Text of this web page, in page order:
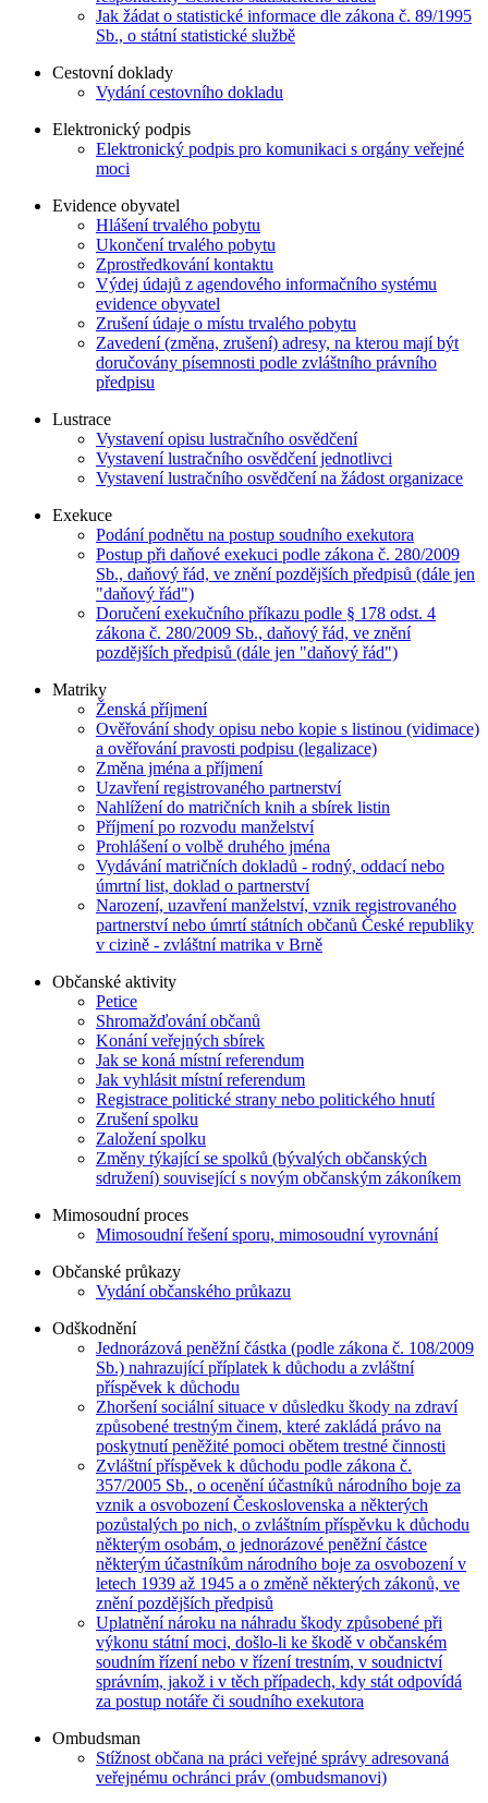
Jak žádat o statistické informace dle zákona č. 89/1995
Sb., o státní statistické službě
Cestovní doklady
Vydání cestovního dokladu
Elektronický podpis
Elektronický podpis pro komunikaci s orgány veřejné
moci
Evidence obyvatel
Hlášení trvalého pobytu
Ukončení trvalého pobytu
Zprostředkování kontaktu
Výdej údajů z agendového informačního systému
evidence obyvatel
Zrušení údaje o místu trvalého pobytu
Zavedení (změna, zrušení) adresy, na kterou mají být
doručovány písemnosti podle zvláštního právního
předpisu
Lustrace
Vystavení opisu lustračního osvědčení
Vystavení lustračního osvědčení jednotlivci
Vystavení lustračního osvědčení na žádost organizace
Exekuce
Podání podnětu na postup soudního exekutora
Postup při daňové exekuci podle zákona č. 280/2009
Sb., daňový řád, ve znění pozdějších předpisů (dále jen
"daňový řád")
Doručení exekučního příkazu podle § 178 odst. 4
zákona č. 280/2009 Sb., daňový řád, ve znění
pozdějších předpisů (dále jen "daňový řád")
Matriky
Ženská příjmení
Ověřování shody opisu nebo kopie s listinou (vidimace)
a ověřování pravosti podpisu (legalizace)
Změna jména a příjmení
Uzavření registrovaného partnerství
Nahlížení do matričních knih a sbírek listin
Příjmení po rozvodu manželství
Prohlášení o volbě druhého jména
Vydávání matričních dokladů - rodný, oddací nebo
úmrtní list, doklad o partnerství
Narození, uzavření manželství, vznik registrovaného
partnerství nebo úmrtí státních občanů České republiky
v cizině - zvláštní matrika v Brně
Občanské aktivity
Petice
Shromažďování občanů
Konání veřejných sbírek
Jak se koná místní referendum
Jak vyhlásit místní referendum
Registrace politické strany nebo politického hnutí
Zrušení spolku
Založení spolku
Změny týkající se spolků (bývalých občanských
sdružení) související s novým občanským zákoníkem
Mimosoudní proces
Mimosoudní řešení sporu, mimosoudní vyrovnání
Občanské průkazy
Vydání občanského průkazu
Odškodnění
Jednorázová peněžní částka (podle zákona č. 108/2009
Sb.) nahrazující příplatek k důchodu a zvláštní
příspěvek k důchodu
Zhoršení sociální situace v důsledku škody na zdraví
způsobené trestným činem, které zakládá právo na
poskytnutí peněžité pomoci obětem trestné činnosti
Zvláštní příspěvek k důchodu podle zákona č.
357/2005 Sb., o ocenění účastníků národního boje za
vznik a osvobození Československa a některých
pozůstalých po nich, o zvláštním příspěvku k důchodu
některým osobám, o jednorázové peněžní částce
některým účastníkům národního boje za osvobození v
letech 1939 až 1945 a o změně některých zákonů, ve
znění pozdějších předpisů
Uplatnění nároku na náhradu škody způsobené při
výkonu státní moci, došlo-li ke škodě v občanském
soudním řízení nebo v řízení trestním, v soudnictví
správním, jakož i v těch případech, kdy stát odpovídá
za postup notáře či soudního exekutora
Ombudsman
Stížnost občana na práci veřejné správy adresovaná
veřejnému ochránci práv (ombudsmanovi)